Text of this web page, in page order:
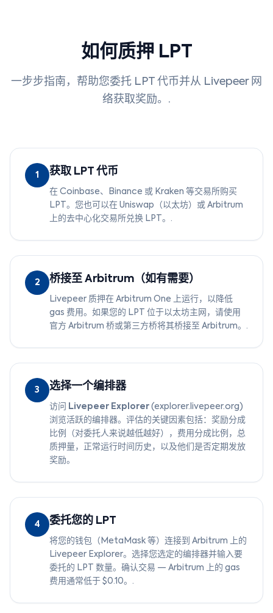
如何质押 LPT
一步步指南，帮助您委托 LPT 代币并从 Livepeer 网
络获取奖励。.
1 获取 LPT 代币
在 Coinbase、Binance 或 Kraken 等交易所购买
LPT。您也可以在 Uniswap（以太坊）或 Arbitrum
上的去中心化交易所兑换 LPT。.
2 桥接至 Arbitrum（如有需要）
Livepeer 质押在 Arbitrum One 上运行，以降低
gas 费用。如果您的 LPT 位于以太坊主网，请使用
官方 Arbitrum 桥或第三方桥将其桥接至 Arbitrum。.
3 选择一个编排器
访问 Livepeer Explorer (explorer.livepeer.org)
浏览活跃的编排器。评估的关键因素包括：奖励分成
比例（对委托人来说越低越好），费用分成比例，总
质押量，正常运行时间历史，以及他们是否定期发放
奖励。
4 委托您的 LPT
将您的钱包（MetaMask 等）连接到 Arbitrum 上的
Livepeer Explorer。选择您选定的编排器并输入要
委托的 LPT 数量。确认交易 — Arbitrum 上的 gas
费用通常低于 $0.10。.